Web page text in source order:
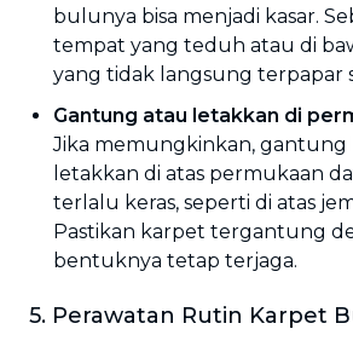
bulunya bisa menjadi kasar.
tempat yang teduh atau di
yang tidak langsung terpapar
Gantung atau letakkan di
Jika memungkinkan, gantung
letakkan di atas permukaan
terlalu keras, seperti di atas
Pastikan karpet tergantung
bentuknya tetap terjaga.
5. Perawatan Rutin Karpet